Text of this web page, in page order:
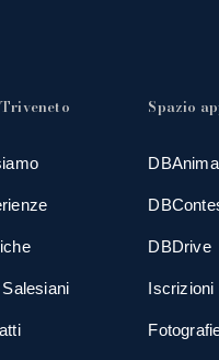
Spazio
DBAnima
DBDrive
Iscrizioni